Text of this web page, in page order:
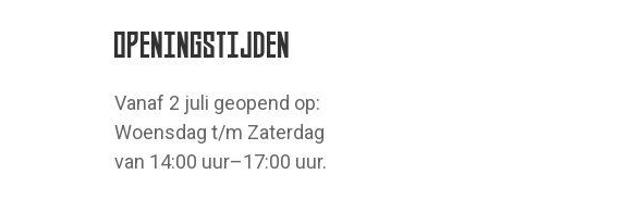
OPENINGSTIJDEN
Vanaf 2 juli geopend op:
Woensdag t/m Zaterdag
van 14:00 uur–17:00 uur.